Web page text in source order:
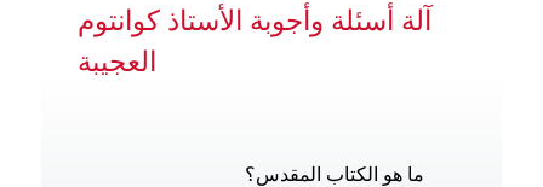
آلة أسئلة وأجوبة الأستاذ كوانتوم
العجيبة
ما هو الكتاب المقدس؟